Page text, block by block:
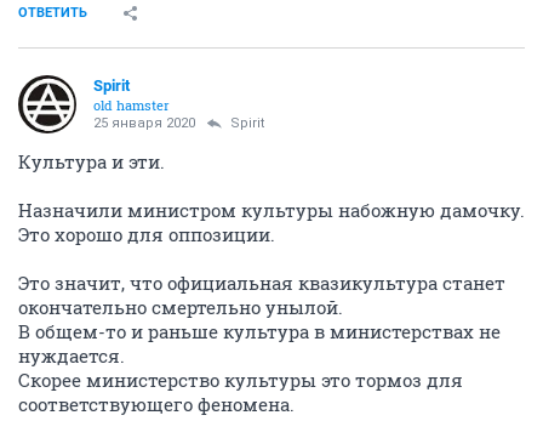
ОТВЕТИТЬ
Spirit
old hamster
25 января 2020 Spirit
Культура и эти.
Назначили министром культуры набожную дамочку.
Это хорошо для оппозиции.
Это значит, что официальная квазикультура станет
окончательно смертельно унылой.
В общем-то и раньше культура в министерствах не
нуждается.
Скорее министерство культуры это тормоз для
соответствующего феномена.